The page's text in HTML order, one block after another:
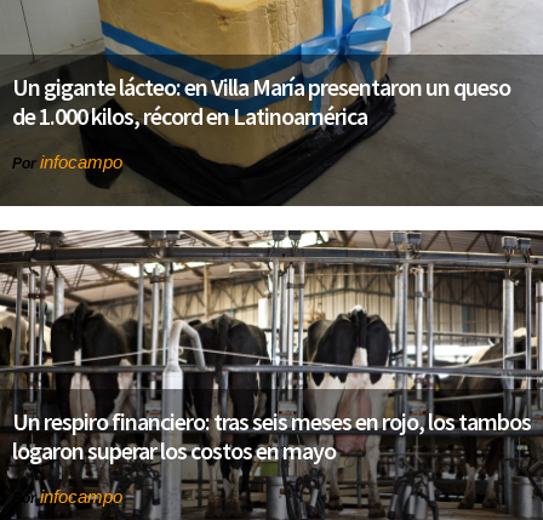
Un gigante lácteo: en Villa María presentaron un queso
de 1.000 kilos, récord en Latinoamérica
Por infocampo
Un respiro financiero: tras seis meses en rojo, los tambos
logaron superar los costos en mayo
Porinfocampo